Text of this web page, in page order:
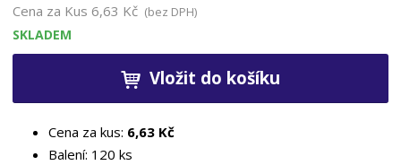
Cena za Kus 6,63 Kč (bez DPH)
SKLADEM
Vložit do košíku
Cena za kus: 6,63 Kč
Balení: 120 ks